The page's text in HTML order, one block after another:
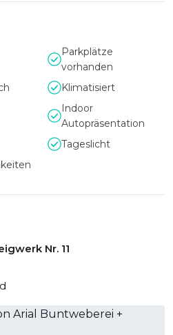
auf dem Areal
BUNTWEBEREI-Gelände steht
kreative Partner aus Catering
maßgeschneiderte
bis zu großen Galas.
Parkplätze
vorhanden
Klimatisiert
Indoor
Autopräsentation
Tageslicht
Nr. 11